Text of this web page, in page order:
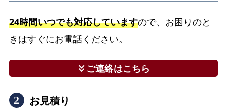
24時間いつでも対応していますので、お困りのと
きはすぐにお電話ください。
keyboard_double_arrow_downご連絡はこちら
お見積り